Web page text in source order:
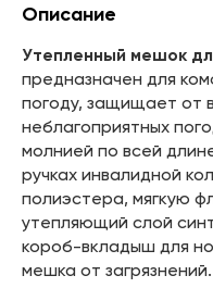
Описание
Утепленный мешок
предназначен для
погоду, защищает от
неблагоприятных
молнией по всей
ручках инвалидной
полиэстера, мягкую
утепляющий слой
короб-вкладыш для
мешка от загрязнений.